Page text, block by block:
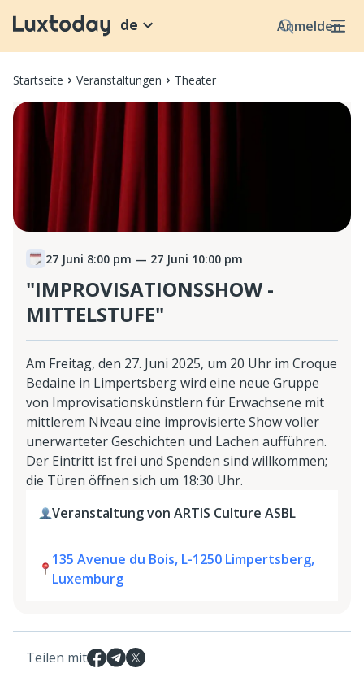
Anmelden
de
Startseite Veranstaltungen Theater
27 Juni 8:00 pm — 27 Juni 10:00 pm
"IMPROVISATIONSSHOW -
MITTELSTUFE"
Am Freitag, den 27. Juni 2025, um 20 Uhr im Croque
Bedaine in Limpertsberg wird eine neue Gruppe
von Improvisationskünstlern für Erwachsene mit
mittlerem Niveau eine improvisierte Show voller
unerwarteter Geschichten und Lachen aufführen.
Der Eintritt ist frei und Spenden sind willkommen;
die Türen öffnen sich um 18:30 Uhr.
Veranstaltung von ARTIS Culture ASBL
135 Avenue du Bois, L-1250 Limpertsberg,
Luxemburg
Teilen mit